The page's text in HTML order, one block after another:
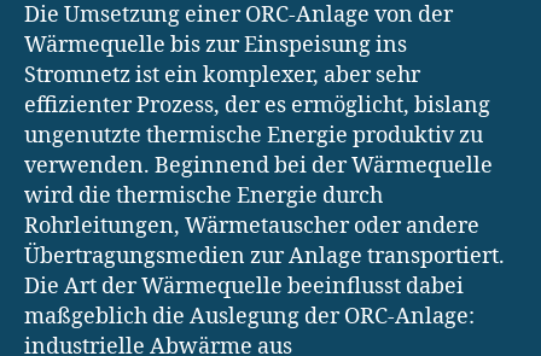
Die Umsetzung einer ORC-Anlage von der
Wärmequelle bis zur Einspeisung ins
Stromnetz ist ein komplexer, aber sehr
effizienter Prozess, der es ermöglicht, bislang
ungenutzte thermische Energie produktiv zu
verwenden. Beginnend bei der Wärmequelle
wird die thermische Energie durch
Rohrleitungen, Wärmetauscher oder andere
Übertragungsmedien zur Anlage transportiert.
Die Art der Wärmequelle beeinflusst dabei
maßgeblich die Auslegung der ORC-Anlage:
industrielle Abwärme aus